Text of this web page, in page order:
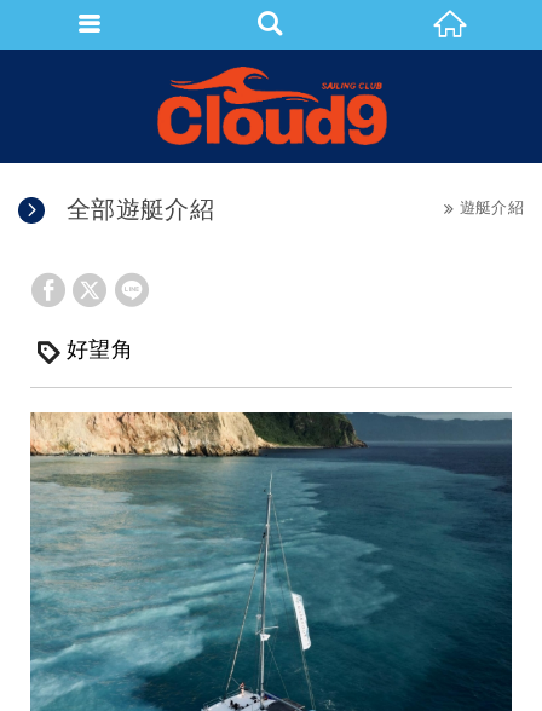
遊艇介紹
首頁 遊艇介紹
全部遊艇介紹 遊艇介紹
好望角